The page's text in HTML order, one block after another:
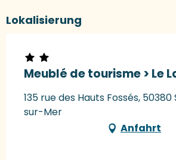
Lokalisierung
Meublé de tourisme > Le
135 rue des Hauts Fossés,
sur-Mer
Anfahrt